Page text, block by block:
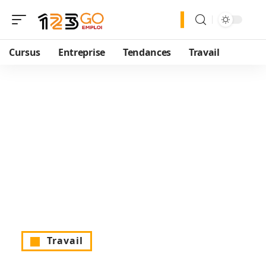
Cursus Entreprise Tendances Travail
Travail